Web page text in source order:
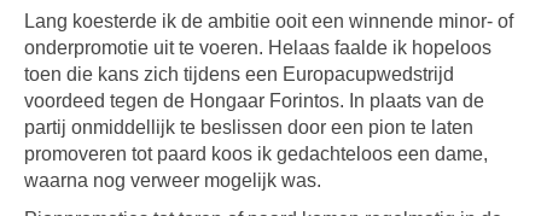
Lang koesterde ik de ambitie ooit een winnende minor- of
onderpromotie uit te voeren. Helaas faalde ik hopeloos
toen die kans zich tijdens een Europacupwedstrijd
voordeed tegen de Hongaar Forintos. In plaats van de
partij onmiddellijk te beslissen door een pion te laten
promoveren tot paard koos ik gedachteloos een dame,
waarna nog verweer mogelijk was.